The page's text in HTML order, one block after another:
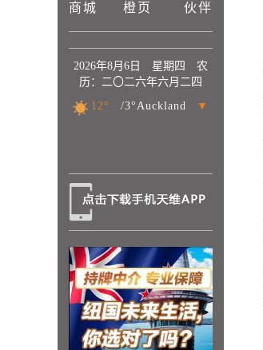
商城 橙页 伙伴
2026年8月6日 星期四 农
历：二〇二六年六月二四
12°
/3°Auckland ▼